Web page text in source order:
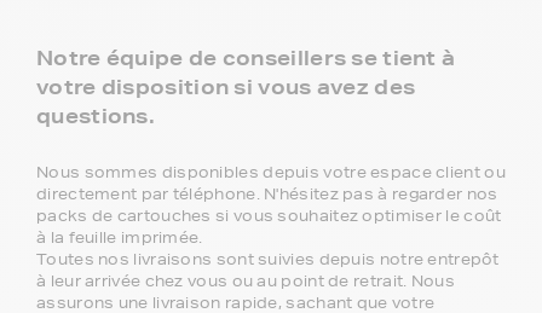
Notre équipe de conseillers se tient à
votre disposition si vous avez des
questions.
Nous sommes disponibles depuis votre espace client ou
directement par téléphone. N'hésitez pas à regarder nos
packs de cartouches si vous souhaitez optimiser le coût
à la feuille imprimée.
Toutes nos livraisons sont suivies depuis notre entrepôt
à leur arrivée chez vous ou au point de retrait. Nous
assurons une livraison rapide, sachant que votre